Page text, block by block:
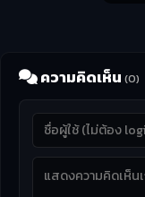
ความคิดเห็น (0)